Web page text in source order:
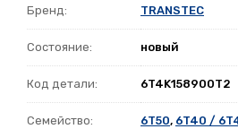
Бренд: TRANSTEC
Состояние: новый
Код детали: 6T4K158900T2
Семейство: 6T50, 6T40 /